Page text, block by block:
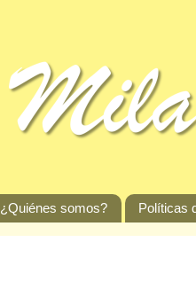
¿Quiénes somos? Políticas